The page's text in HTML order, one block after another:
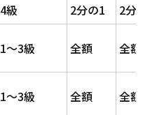
4級 2分の1 2分
1～3級 全額 全額
1～3級 全額 全額